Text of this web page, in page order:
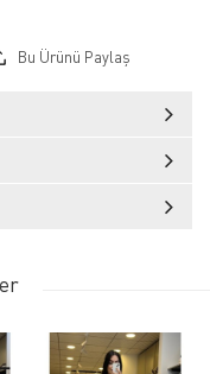
Bu Ürünü Paylaş